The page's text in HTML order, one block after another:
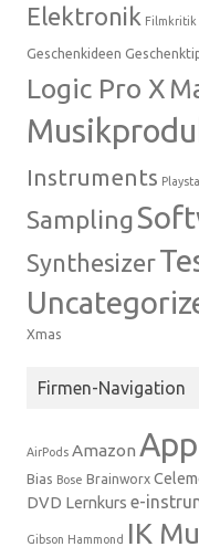
Elektronik Filmkritik
Geschenkideen
Logic Pro X
Instruments
Sampling
Synthesizer
Xmas
Firmen-Navigation
AirPods Amazon
Bias Bose Brainworx
DVD Lernkurs e-
Gibson Hammond IK